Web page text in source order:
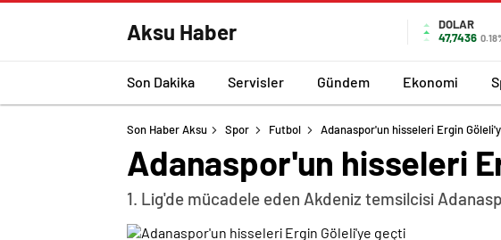
Aksu Haber
DOLAR
47,7436
Son Dakika Servisler Gündem Ekonomi
Son Haber Aksu Spor Futbol Adanaspor'un hisseleri Ergin
Adanaspor'un hisseleri
1. Lig'de mücadele eden Akdeniz temsilcisi